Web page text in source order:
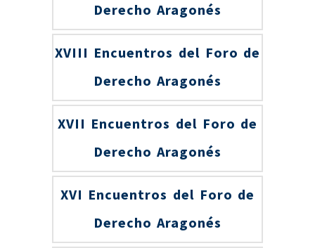
Derecho Aragonés
XVIII Encuentros del Foro de
Derecho Aragonés
XVII Encuentros del Foro de
Derecho Aragonés
XVI Encuentros del Foro de
Derecho Aragonés